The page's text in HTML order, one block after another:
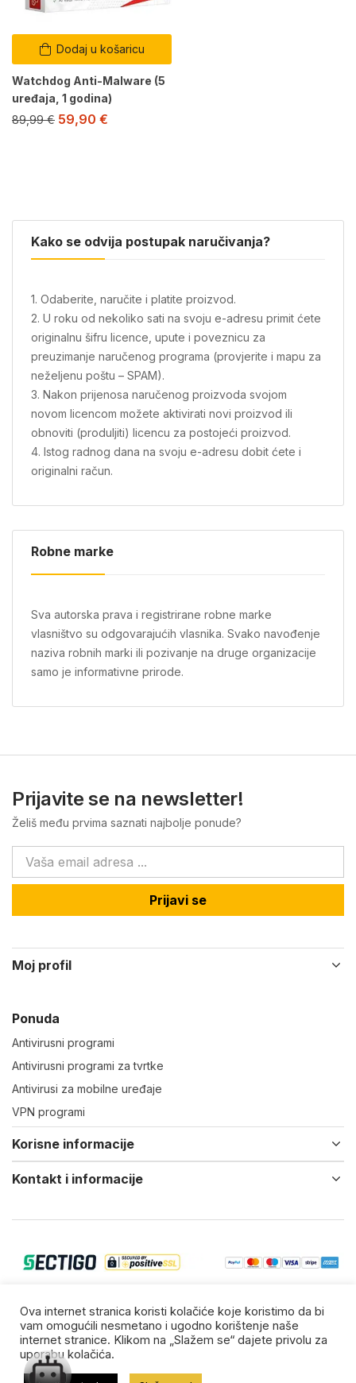
Dodaj u košaricu
Watchdog Anti-Malware (5
uređaja, 1 godina)
89,99€ 59,90 €
Kako se odvija postupak naručivanja?
1. Odaberite, naručite i platite proizvod.
2. U roku od nekoliko sati na svoju e-adresu primit ćete
originalnu šifru licence, upute i poveznicu za
preuzimanje naručenog programa (provjerite i mapu za
neželjenu poštu – SPAM).
3. Nakon prijenosa naručenog proizvoda svojom
novom licencom možete aktivirati novi proizvod ili
obnoviti (produljiti) licencu za postojeći proizvod.
4. Istog radnog dana na svoju e-adresu dobit ćete i
originalni račun.
Robne marke
Sva autorska prava i registrirane robne marke
vlasništvo su odgovarajućih vlasnika. Svako navođenje
naziva robnih marki ili pozivanje na druge organizacije
samo je informativne prirode.
Prijavite se na newsletter!
Želiš među prvima saznati najbolje ponude?
Prijavi se
Moj profil
Ponuda
Antivirusni programi
Antivirusni programi za tvrtke
Antivirusi za mobilne uređaje
VPN programi
Korisne informacije
Kontakt i informacije
© 2022-25 Virtual IT d.o.o. Vsa prava zadržana.
Zaštitni znakovi su vlasništvo njihovih vlasnika.
Ova internet stranica koristi kolačiće koje koristimo da bi
vam omogućili nesmetano i ugodno korištenje naše
internet stranice. Klikom na „Slažem se“ dajete privolu za
uporabu kolačića.